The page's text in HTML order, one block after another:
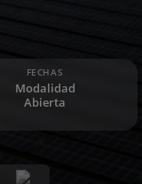
FECHAS
Modalidad
Abierta